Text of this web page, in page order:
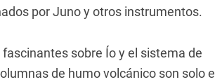
por Juno y otros instrumentos.
sobre Ío y el sistema de
de humo volcánico son solo el